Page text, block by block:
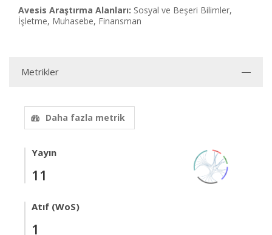
Avesis Araştırma Alanları: Sosyal ve Beşeri Bilimler,
İşletme, Muhasebe, Finansman
Metrikler
Daha fazla metrik
Yayın
11
Atıf (WoS)
1